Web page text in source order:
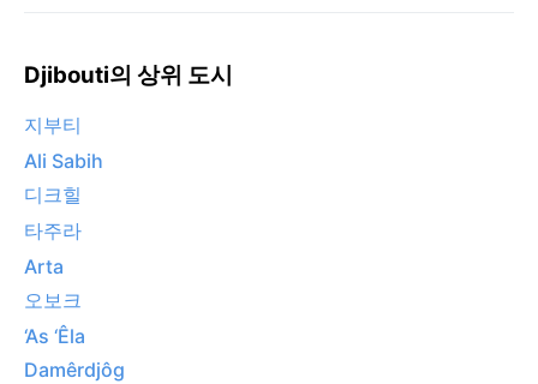
Djibouti의 상위 도시
지부티
Ali Sabih
디크힐
타주라
Arta
오보크
‘As ‘Êla
Damêrdjôg